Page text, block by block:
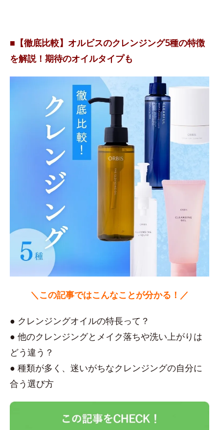
■【徹底比較】オルビスのクレンジング5種の特徴
を解説！期待のオイルタイプも
＼この記事ではこんなことが分かる！／
● クレンジングオイルの特長って？
● 他のクレンジングとメイク落ちや洗い上がりは
どう違う？
● 種類が多く、迷いがちなクレンジングの自分に
合う選び方